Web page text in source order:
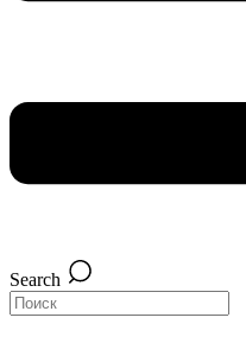
Search